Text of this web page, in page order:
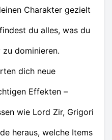
Charakter gezielt
du alles, was du
dominieren.
dich neue
Effekten –
wie Lord Zir, Grigori
heraus, welche Items